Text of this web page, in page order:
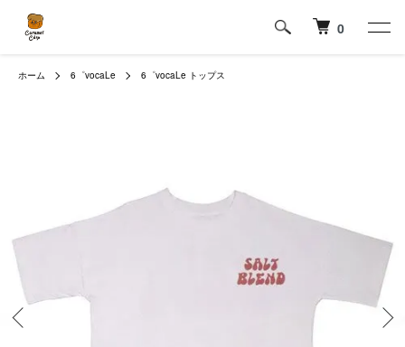
0
ホーム 6゜vocaLe 6゜vocaLe トップス